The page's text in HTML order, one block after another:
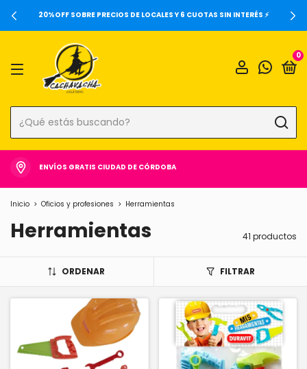
20%OFF SOBRE PRECIOS DE LOCALES Y 6 CUOTAS SIN INTERÉS ⚡️
0
ENVÍOS GRATIS CIUDAD DE CÓRDOBA
Inicio > Oficios y profesiones > Herramientas
Herramientas 41 productos
ORDENAR FILTRAR